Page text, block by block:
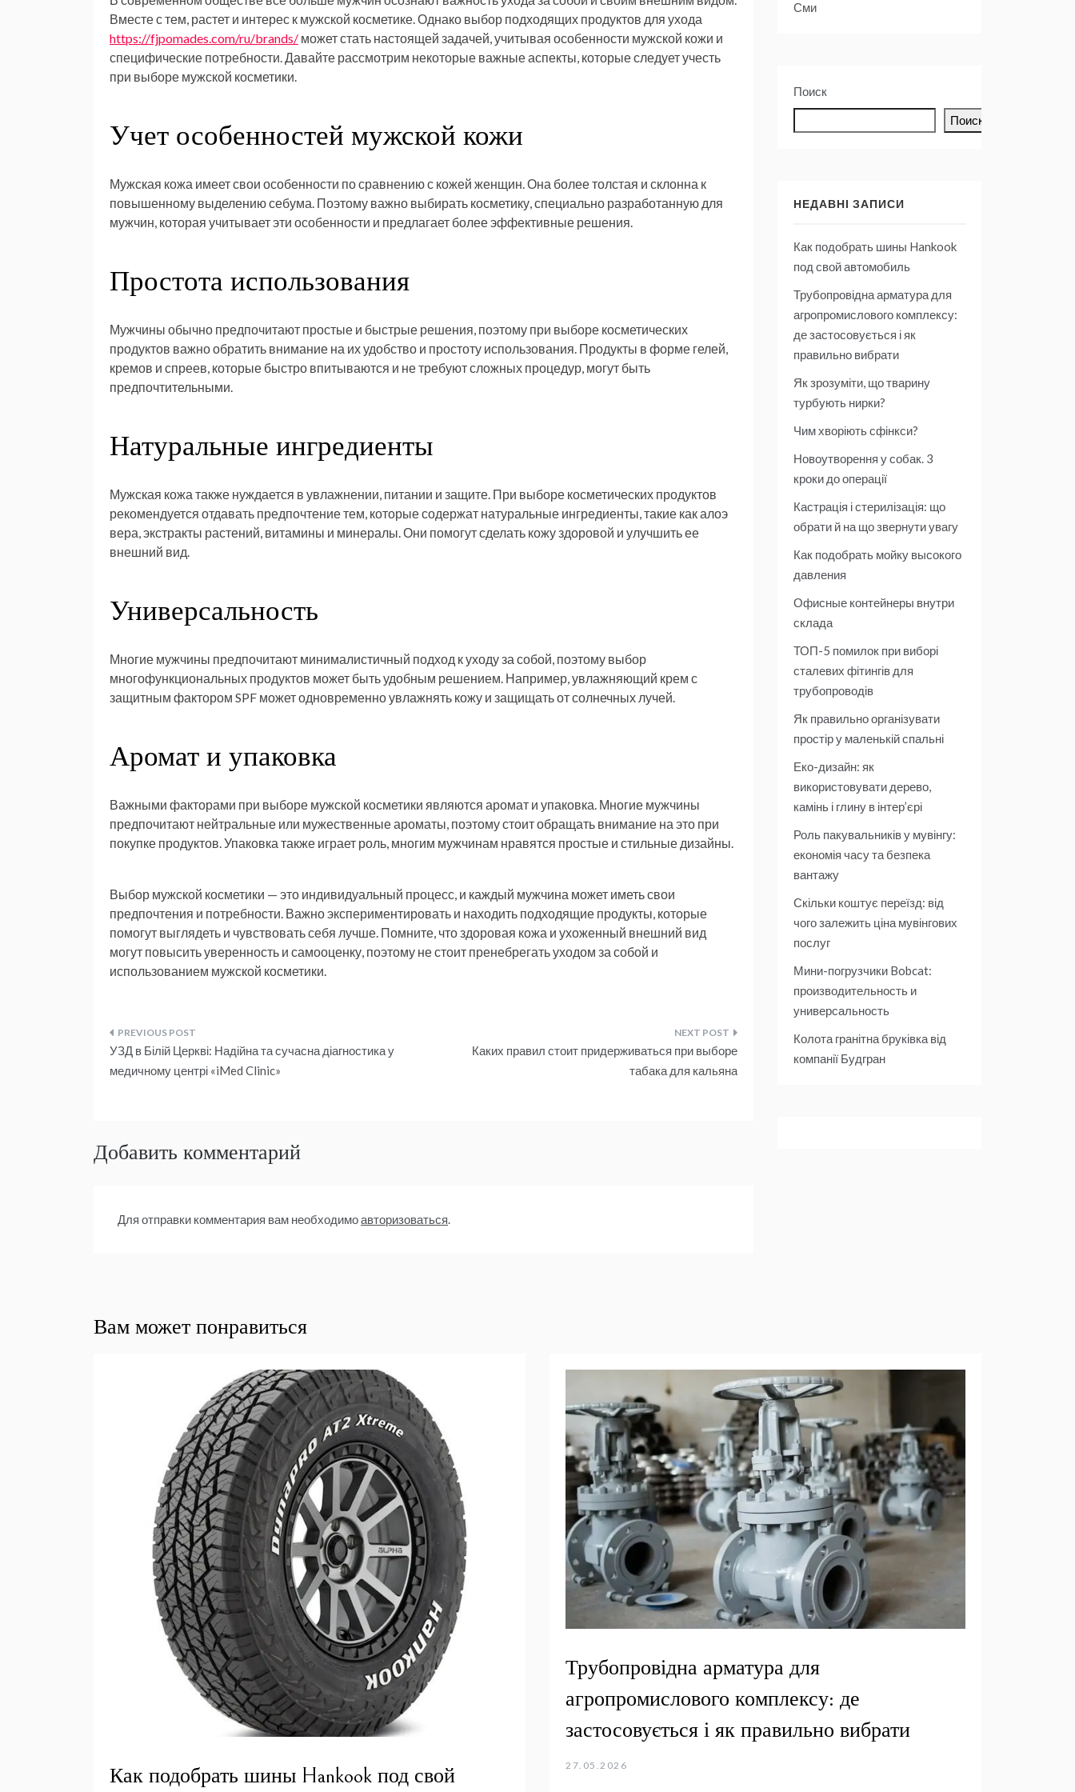
Вместе с тем, растет и интерес к мужской косметике. Однако выбор подходящих продуктов для ухода
https://fjpomades.com/ru/brands/ может стать настоящей задачей, учитывая особенности мужской кожи и
специфические потребности. Давайте рассмотрим некоторые важные аспекты, которые следует учесть
при выборе мужской косметики.
Учет особенностей мужской кожи
Мужская кожа имеет свои особенности по сравнению с кожей женщин. Она более толстая и склонна к
повышенному выделению себума. Поэтому важно выбирать косметику, специально разработанную для
мужчин, которая учитывает эти особенности и предлагает более эффективные решения.
Простота использования
Мужчины обычно предпочитают простые и быстрые решения, поэтому при выборе косметических
продуктов важно обратить внимание на их удобство и простоту использования. Продукты в форме гелей,
кремов и спреев, которые быстро впитываются и не требуют сложных процедур, могут быть
предпочтительными.
Натуральные ингредиенты
Мужская кожа также нуждается в увлажнении, питании и защите. При выборе косметических продуктов
рекомендуется отдавать предпочтение тем, которые содержат натуральные ингредиенты, такие как алоэ
вера, экстракты растений, витамины и минералы. Они помогут сделать кожу здоровой и улучшить ее
внешний вид.
Универсальность
Многие мужчины предпочитают минималистичный подход к уходу за собой, поэтому выбор
многофункциональных продуктов может быть удобным решением. Например, увлажняющий крем с
защитным фактором SPF может одновременно увлажнять кожу и защищать от солнечных лучей.
Аромат и упаковка
Важными факторами при выборе мужской косметики являются аромат и упаковка. Многие мужчины
предпочитают нейтральные или мужественные ароматы, поэтому стоит обращать внимание на это при
покупке продуктов. Упаковка также играет роль, многим мужчинам нравятся простые и стильные дизайны.
Выбор мужской косметики — это индивидуальный процесс, и каждый мужчина может иметь свои
предпочтения и потребности. Важно экспериментировать и находить подходящие продукты, которые
помогут выглядеть и чувствовать себя лучше. Помните, что здоровая кожа и ухоженный внешний вид
могут повысить уверенность и самооценку, поэтому не стоит пренебрегать уходом за собой и
использованием мужской косметики.
Навигация
по
УЗД в Білій Церкві: Надійна та сучасна діагностика у
медичному центрі «iMed Clinic»
Каких правил стоит придерживаться при выборе
табака для кальяна
Добавить комментарий
Для отправки комментария вам необходимоавторизоваться.
Сми
Поиск
Поиск
НЕДАВНІ ЗАПИСИ
Как подобрать шины Hankook
под свой автомобиль
Трубопровідна арматура для
агропромислового комплексу:
де застосовується і як
правильно вибрати
Як зрозуміти, що тварину
турбують нирки?
Чим хворіють сфінкси?
Новоутворення у собак. 3
кроки до операції
Кастрація і стерилізація: що
обрати й на що звернути увагу
Как подобрать мойку высокого
давления
Офисные контейнеры внутри
склада
ТОП-5 помилок при виборі
сталевих фітингів для
трубопроводів
Як правильно організувати
простір у маленькій спальні
Еко-дизайн: як
використовувати дерево,
камінь і глину в інтер’єрі
Роль пакувальників у мувінгу:
економія часу та безпека
вантажу
Скільки коштує переїзд: від
чого залежить ціна мувінгових
послуг
Мини-погрузчики Bobcat:
производительность и
универсальность
Колота гранітна бруківка від
компанії Будгран
Вам может понравиться
Как подобрать шины Hankook под свой
Трубопровідна арматура для
агропромислового комплексу: де
застосовується і як правильно вибрати
27.05.2026